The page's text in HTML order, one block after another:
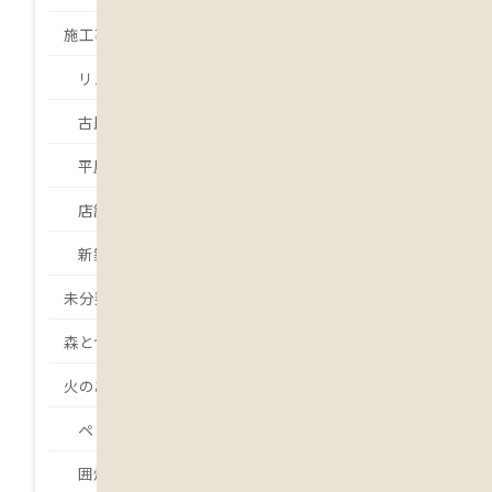
施工事例
リノベーション・リフォーム
古民家再生
平屋
店舗
新築
未分類
森とつながる
火のある暮らし
ペレットストーブ
囲炉裏